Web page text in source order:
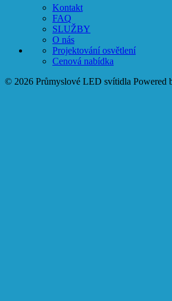
Kontakt
FAQ
SLUŽBY
O nás
Projektování osvětlení
Cenová nabídka
© 2026 Průmyslové LED svítidla Powered